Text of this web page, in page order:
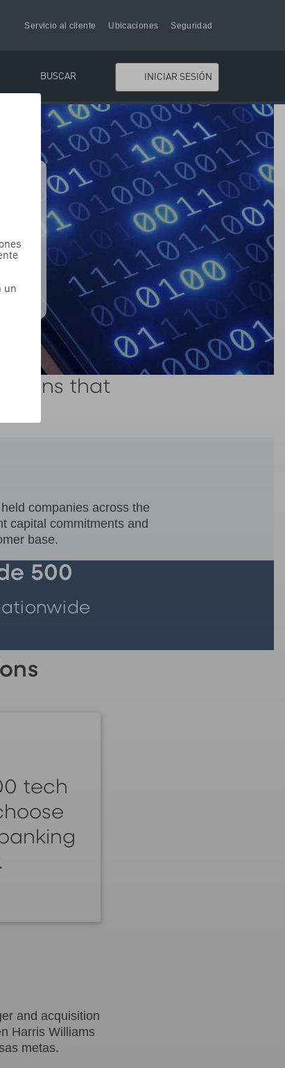
Servicio al cliente Ubicaciones Seguridad
BUSCAR INICIAR SESIÓN
that
companies across the
capital commitments and
base.
500
tech
and acquisition
Harris Williams
metas.
un